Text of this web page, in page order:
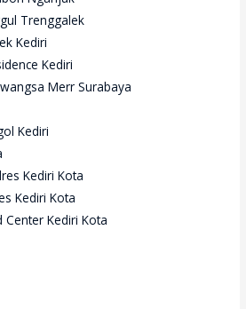
Trenggalek
Kediri
Kediri
Merr Surabaya
Kediri
Kediri Kota
Kediri Kota
Kediri Kota